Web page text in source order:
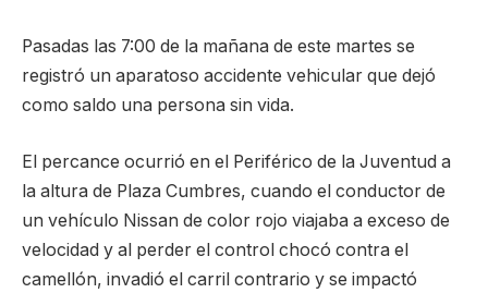
Pasadas las 7:00 de la mañana de este martes se
registró un aparatoso accidente vehicular que dejó
como saldo una persona sin vida.
El percance ocurrió en el Periférico de la Juventud a
la altura de Plaza Cumbres, cuando el conductor de
un vehículo Nissan de color rojo viajaba a exceso de
velocidad y al perder el control chocó contra el
camellón, invadió el carril contrario y se impactó